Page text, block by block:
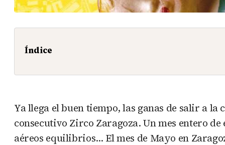
Índice
Ya llega el buen tiempo, las ganas de salir a
consecutivo Zirco Zaragoza. Un mes entero
aéreos equilibrios… El mes de Mayo en